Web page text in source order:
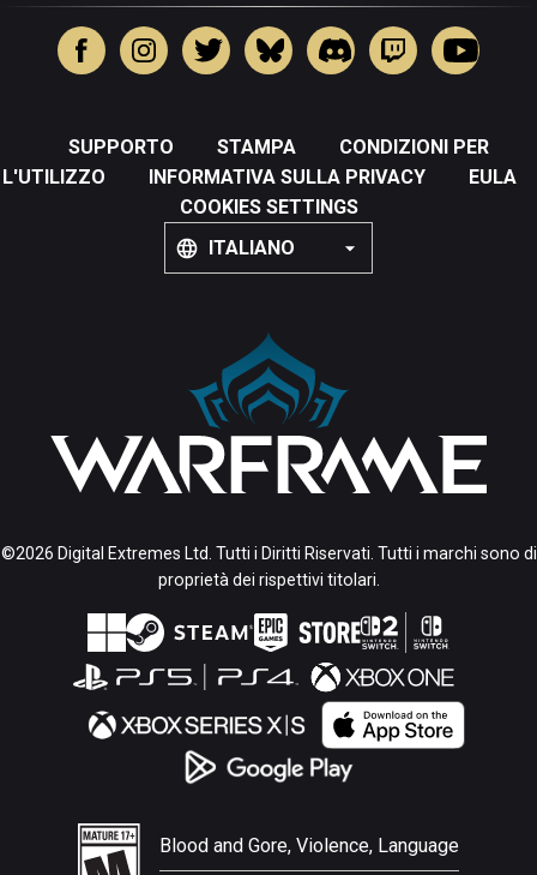
SUPPORTO STAMPA
CONDIZIONI PER
L'UTILIZZO
INFORMATIVA SULLA PRIVACY
EULA
COOKIES SETTINGS
ITALIANO
©2026 Digital Extremes Ltd. Tutti i Diritti Riservati. Tutti i marchi sono di
proprietà dei rispettivi titolari.
Blood and Gore, Violence, Language